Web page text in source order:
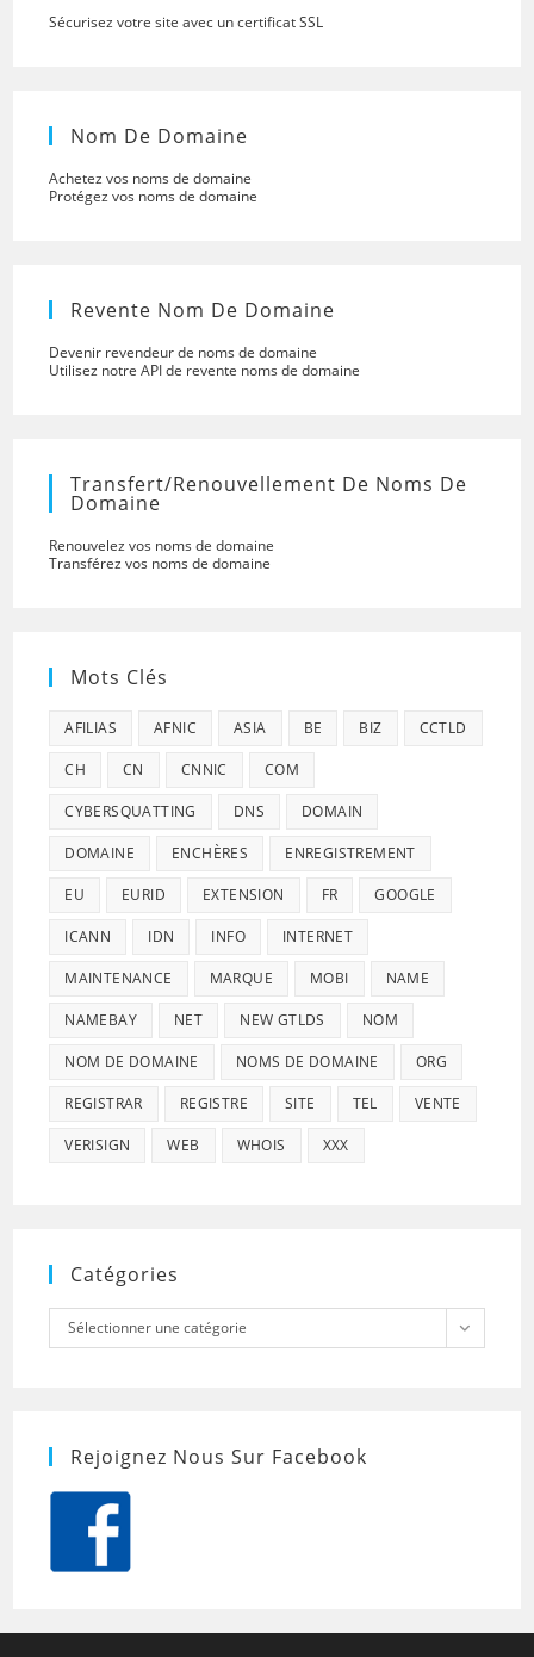
Sécurisez votre site avec un certificat SSL
Nom De Domaine
Achetez vos noms de domaine
Protégez vos noms de domaine
Revente Nom De Domaine
Devenir revendeur de noms de domaine
Utilisez notre API de revente noms de domaine
Transfert/renouvellement De Noms De
Domaine
Renouvelez vos noms de domaine
Transférez vos noms de domaine
Mots Clés
AFILIAS AFNIC ASIA BE BIZ CCTLD
CH CN CNNIC COM
CYBERSQUATTING DNS DOMAIN
DOMAINE ENCHÈRES ENREGISTREMENT
EU EURID EXTENSION FR GOOGLE
ICANN IDN INFO INTERNET
MAINTENANCE MARQUE MOBI NAME
NAMEBAY NET NEW GTLDS NOM
NOM DE DOMAINE NOMS DE DOMAINE ORG
REGISTRAR REGISTRE SITE TEL VENTE
VERISIGN WEB WHOIS XXX
Catégories
Catégories
Sélectionner une catégorie
Rejoignez Nous Sur Facebook